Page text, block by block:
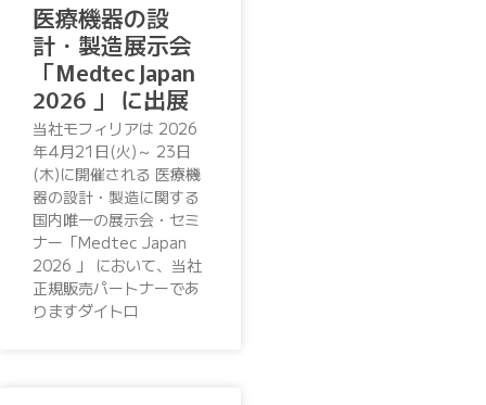
医療機器の設
計・製造展示会
「Medtec Japan
2026 」 に出展
当社モフィリアは 2026
年4月21日(火)～ 23日
(木)に開催される 医療機
器の設計・製造に関する
国内唯一の展示会・セミ
ナー「Medtec Japan
2026 」 において、当社
正規販売パートナーであ
りますダイトロ